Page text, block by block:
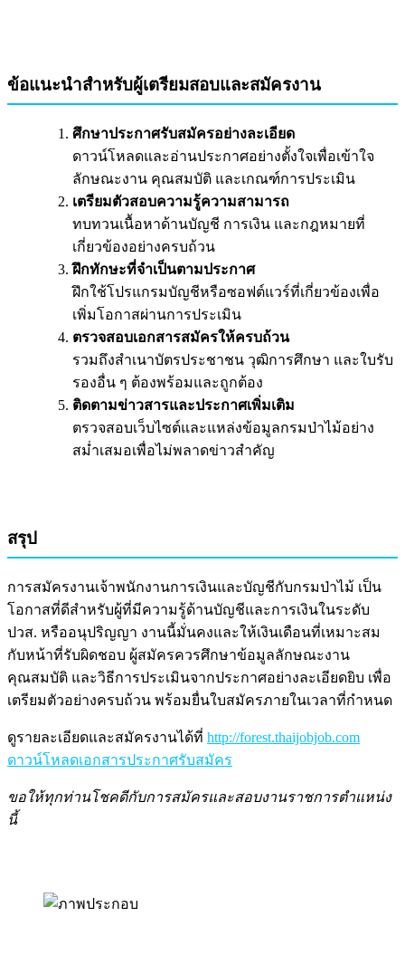
ข้อแนะนำสำหรับผู้เตรียมสอบและสมัครงาน
ศึกษาประกาศรับสมัครอย่างละเอียด
ดาวน์โหลดและอ่านประกาศอย่างตั้งใจเพื่อเข้าใจ
ลักษณะงาน คุณสมบัติ และเกณฑ์การประเมิน
เตรียมตัวสอบความรู้ความสามารถ
ทบทวนเนื้อหาด้านบัญชี การเงิน และกฎหมายที่
เกี่ยวข้องอย่างครบถ้วน
ฝึกทักษะที่จำเป็นตามประกาศ
ฝึกใช้โปรแกรมบัญชีหรือซอฟต์แวร์ที่เกี่ยวข้องเพื่อ
เพิ่มโอกาสผ่านการประเมิน
ตรวจสอบเอกสารสมัครให้ครบถ้วน
รวมถึงสำเนาบัตรประชาชน วุฒิการศึกษา และใบรับ
รองอื่น ๆ ต้องพร้อมและถูกต้อง
ติดตามข่าวสารและประกาศเพิ่มเติม
ตรวจสอบเว็บไซต์และแหล่งข้อมูลกรมป่าไม้อย่าง
สม่ำเสมอเพื่อไม่พลาดข่าวสำคัญ
สรุป
การสมัครงานเจ้าพนักงานการเงินและบัญชีกับกรมป่าไม้ เป็น
โอกาสที่ดีสำหรับผู้ที่มีความรู้ด้านบัญชีและการเงินในระดับ
ปวส. หรืออนุปริญญา งานนี้มั่นคงและให้เงินเดือนที่เหมาะสม
กับหน้าที่รับผิดชอบ ผู้สมัครควรศึกษาข้อมูลลักษณะงาน
คุณสมบัติ และวิธีการประเมินจากประกาศอย่างละเอียดยิบ เพื่อ
เตรียมตัวอย่างครบถ้วน พร้อมยื่นใบสมัครภายในเวลาที่กำหนด
ดูรายละเอียดและสมัครงานได้ที่ http://forest.thaijobjob.com
ดาวน์โหลดเอกสารประกาศรับสมัคร
ขอให้ทุกท่านโชคดีกับการสมัครและสอบงานราชการตำแหน่ง
นี้